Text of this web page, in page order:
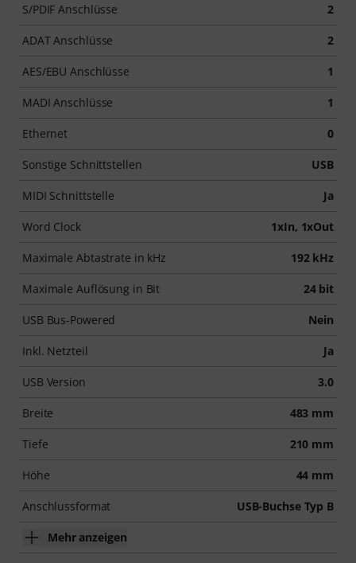
S/PDIF Anschlüsse 2
ADAT Anschlüsse 2
AES/EBU Anschlüsse 1
MADI Anschlüsse 1
Ethernet 0
Sonstige Schnittstellen USB
MIDI Schnittstelle Ja
Word Clock 1xIn, 1xOut
Maximale Abtastrate in kHz 192 kHz
Maximale Auflösung in Bit 24 bit
USB Bus-Powered Nein
Inkl. Netzteil Ja
USB Version 3.0
Breite 483 mm
Tiefe 210 mm
Höhe 44 mm
Anschlussformat USB-Buchse Typ B
Mehr anzeigen